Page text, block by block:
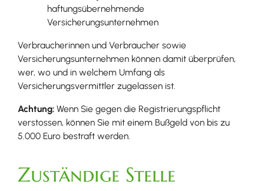
haftungsübernehmende
Versicherungsunternehmen
Verbraucherinnen und Verbraucher sowie
Versicherungsunternehmen können damit überprüfen,
wer, wo und in welchem Umfang als
Versicherungsvermittler zugelassen ist.
Achtung: Wenn Sie gegen die Registrierungspflicht
verstossen, können Sie mit einem Bußgeld von bis zu
5.000 Euro bestraft werden.
Zuständige Stelle